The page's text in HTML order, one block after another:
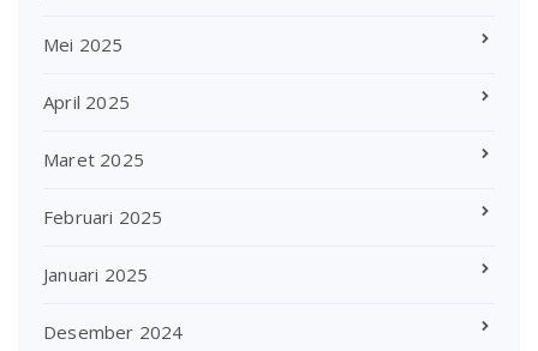
Mei 2025
April 2025
Maret 2025
Februari 2025
Januari 2025
Desember 2024